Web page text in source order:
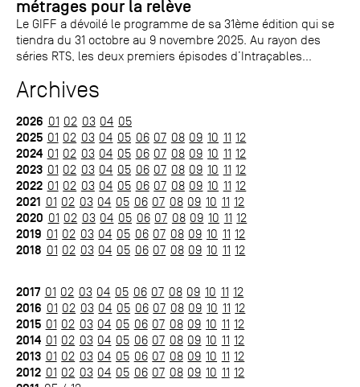
métrages pour la relève
Le GIFF a dévoilé le programme de sa 31ème édition qui se
tiendra du 31 octobre au 9 novembre 2025. Au rayon des
séries RTS, les deux premiers épisodes d’Intraçables...
Archives
2026 01 02 03 04 05
2025 01 02 03 04 05 06 07 08 09 10 11 12
2024 01 02 03 04 05 06 07 08 09 10 11 12
2023 01 02 03 04 05 06 07 08 09 10 11 12
2022 01 02 03 04 05 06 07 08 09 10 11 12
2021 01 02 03 04 05 06 07 08 09 10 11 12
2020 01 02 03 04 05 06 07 08 09 10 11 12
2019 01 02 03 04 05 06 07 08 09 10 11 12
2018 01 02 03 04 05 06 07 08 09 10 11 12
2017 01 02 03 04 05 06 07 08 09 10 11 12
2016 01 02 03 04 05 06 07 08 09 10 11 12
2015 01 02 03 04 05 06 07 08 09 10 11 12
2014 01 02 03 04 05 06 07 08 09 10 11 12
2013 01 02 03 04 05 06 07 08 09 10 11 12
2012 01 02 03 04 05 06 07 08 09 10 11 12